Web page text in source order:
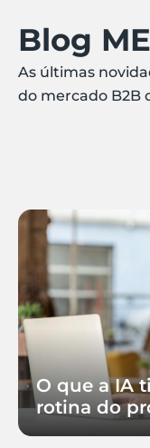
Blog ME
As últimas
do mercado B2B
O que a IA
rotina do